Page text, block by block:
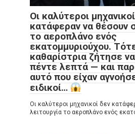
Οι καλύτεροι
κατάφεραν να θέσουν
το αεροπλάνο ενός
εκατομμυριούχου.
καθαρίστρια ζήτησε
πέντε λεπτά — και
αυτό που είχαν
ειδικοί…
Οι καλύτεροι μηχανικοί δεν
λειτουργία το αεροπλάνο ενός